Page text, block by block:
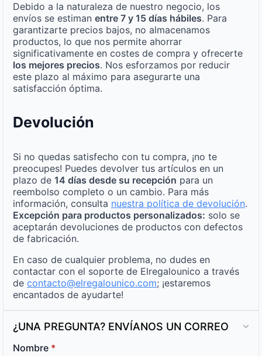
Debido a la naturaleza de nuestro negocio, los
envíos se estiman entre 7 y 15 días hábiles. Para
garantizarte precios bajos, no almacenamos
productos, lo que nos permite ahorrar
significativamente en costes de compra y ofrecerte
los mejores precios. Nos esforzamos por reducir
este plazo al máximo para asegurarte una
satisfacción óptima.
Devolución
Si no quedas satisfecho con tu compra, ¡no te
preocupes! Puedes devolver tus artículos en un
plazo de 14 días desde su recepción para un
reembolso completo o un cambio. Para más
información, consulta nuestra política de devolución.
Excepción para productos personalizados: solo se
aceptarán devoluciones de productos con defectos
de fabricación.
En caso de cualquier problema, no dudes en
contactar con el soporte de Elregalounico a través
de contacto@elregalounico.com; ¡estaremos
encantados de ayudarte!
¿UNA PREGUNTA? ENVÍANOS UN CORREO
Nombre *